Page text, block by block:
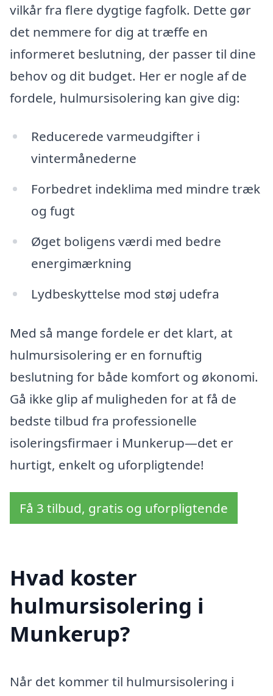
vilkår fra flere dygtige fagfolk. Dette gør
det nemmere for dig at træffe en
informeret beslutning, der passer til dine
behov og dit budget. Her er nogle af de
fordele, hulmursisolering kan give dig:
Reducerede varmeudgifter i
vintermånederne
Forbedret indeklima med mindre træk
og fugt
Øget boligens værdi med bedre
energimærkning
Lydbeskyttelse mod støj udefra
Med så mange fordele er det klart, at
hulmursisolering er en fornuftig
beslutning for både komfort og økonomi.
Gå ikke glip af muligheden for at få de
bedste tilbud fra professionelle
isoleringsfirmaer i Munkerup—det er
hurtigt, enkelt og uforpligtende!
Få 3 tilbud, gratis og uforpligtende
Hvad koster
hulmursisolering i
Munkerup?
Når det kommer til hulmursisolering i